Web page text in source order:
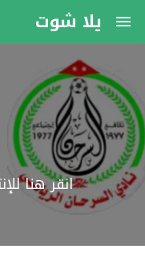
يلا شوت
انقر هنا